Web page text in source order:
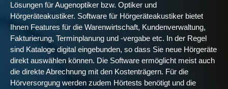
Lösungen für Augenoptiker bzw. Optiker und
Hörgeräteakustiker. Software für Hörgeräteakustiker bietet
Ihnen Features für die Warenwirtschaft, Kundenverwaltung,
Fakturierung, Terminplanung und -vergabe etc. In der Regel
sind Kataloge digital eingebunden, so dass Sie neue Hörgeräte
direkt auswählen können. Die Software ermöglicht meist auch
die direkte Abrechnung mit den Kostenträgern. Für die
Hörversorgung werden zudem Hörtests benötigt und die